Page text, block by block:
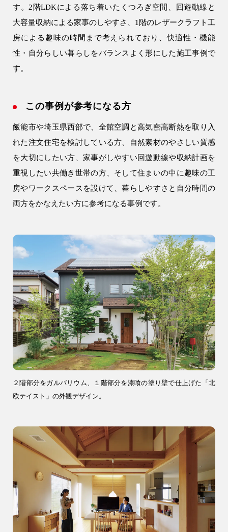
す。2階LDKによる落ち着いたくつろぎ空間、回遊動線と
大容量収納による家事のしやすさ、1階のレザークラフト工
房による趣味の時間まで考えられており、快適性・機能
性・自分らしい暮らしをバランスよく形にした施工事例で
す。
この事例が参考になる方
飯能市や埼玉県西部で、全館空調と高気密高断熱を取り入
れた注文住宅を検討している方、自然素材のやさしい質感
を大切にしたい方、家事がしやすい回遊動線や収納計画を
重視したい共働き世帯の方、そして住まいの中に趣味の工
房やワークスペースを設けて、暮らしやすさと自分時間の
両方をかなえたい方に参考になる事例です。
２階部分をガルバリウム、１階部分を漆喰の塗り壁で仕上げた「北
欧テイスト」の外観デザイン。
営業時間 9時〜18時
（定休／水曜日）
注文住宅
0120-70-1212
リフォーム
アフターメンテナンス
営業時間 9時〜17時（定休／水曜日）
04-2950-7171
事業用
04-2968-5522
注文住宅 リフォーム
アフターメンテナンス 安心保証制度